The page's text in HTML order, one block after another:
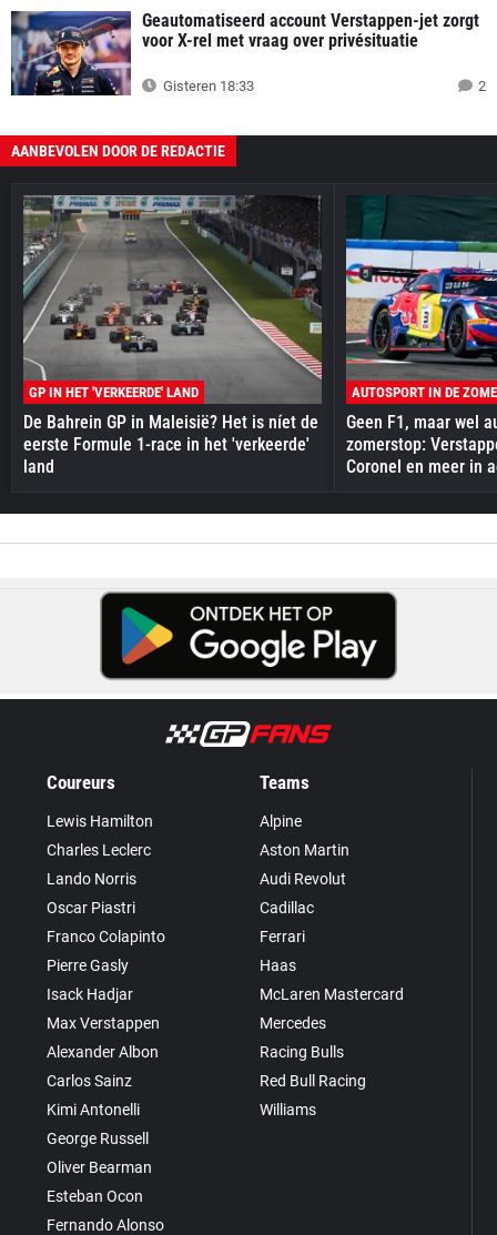
Geautomatiseerd account Verstappen-jet zorgt
voor X-rel met vraag over privésituatie
Gisteren 18:33 2
AANBEVOLEN DOOR DE REDACTIE
GP IN HET 'VERKEERDE' LAND
De Bahrein GP in Maleisië? Het is níet de
eerste Formule 1-race in het 'verkeerde'
land
AUTOSPORT IN DE
Geen F1, maar wel
zomerstop:
Coronel en meer in
Coureurs
Lewis Hamilton
Charles Leclerc
Lando Norris
Oscar Piastri
Franco Colapinto
Pierre Gasly
Isack Hadjar
Max Verstappen
Alexander Albon
Carlos Sainz
Kimi Antonelli
George Russell
Oliver Bearman
Esteban Ocon
Fernando Alonso
Teams
Alpine
Aston Martin
Audi Revolut
Cadillac
Ferrari
Haas
McLaren Mastercard
Mercedes
Racing Bulls
Red Bull Racing
Williams